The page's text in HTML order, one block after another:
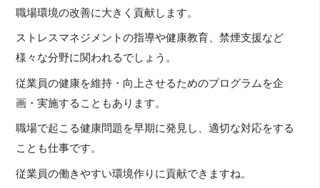
職場環境の改善に大きく貢献します。
ストレスマネジメントの指導や健康教育、禁煙支援など
様々な分野に関われるでしょう。
従業員の健康を維持・向上させるためのプログラムを企
画・実施することもあります。
職場で起こる健康問題を早期に発見し、適切な対応をする
ことも仕事です。
従業員の働きやすい環境作りに貢献できますね。